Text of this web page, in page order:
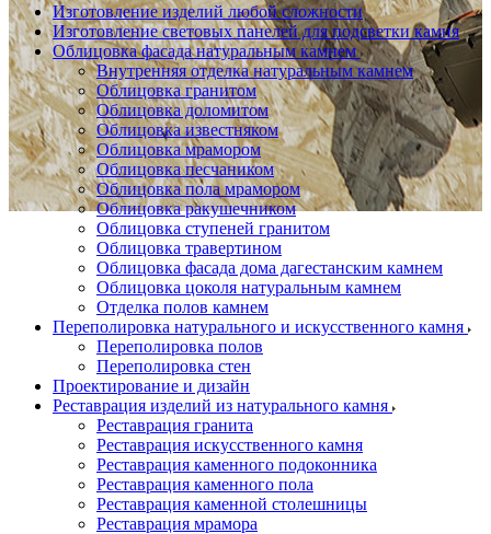
Изготовление изделий любой сложности
Изготовление световых панелей для подсветки камня
Облицовка фасада натуральным камнем
Внутренняя отделка натуральным камнем
Облицовка гранитом
Облицовка доломитом
Облицовка известняком
Облицовка мрамором
Облицовка песчаником
Облицовка пола мрамором
Облицовка ракушечником
Облицовка ступеней гранитом
Облицовка травертином
Облицовка фасада дома дагестанским камнем
Облицовка цоколя натуральным камнем
Отделка полов камнем
Переполировка натурального и искусственного камня
Переполировка полов
Переполировка стен
Проектирование и дизайн
Реставрация изделий из натурального камня
Реставрация гранита
Реставрация искусственного камня
Реставрация каменного подоконника
Реставрация каменного пола
Реставрация каменной столешницы
Реставрация мрамора